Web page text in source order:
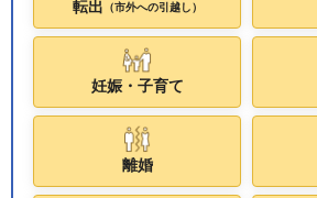
転出 （市外への引越し）
妊娠・子育て
離婚